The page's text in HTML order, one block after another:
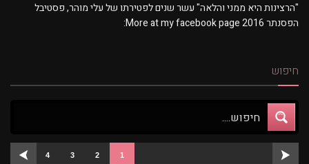
"הרצינות היא ממני והלאה" עשר שנים לפטירתו של עלי מוהר, פסטיבל
הפסנתר 2016 More at my facebook page:
חיפוש
1
2
3
4